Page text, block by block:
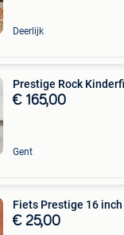
Deerlijk
Prestige Rock
€ 165,00
Gent
Fiets Prestige 16 inch
€ 25,00